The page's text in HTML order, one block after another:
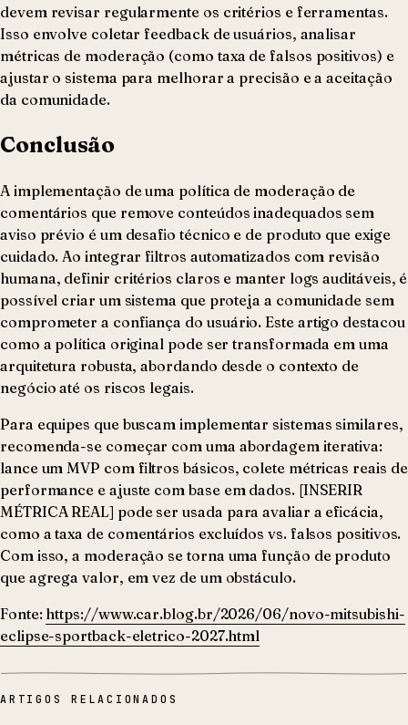
devem revisar regularmente os critérios e ferramentas.
Isso envolve coletar feedback de usuários, analisar
métricas de moderação (como taxa de falsos positivos) e
ajustar o sistema para melhorar a precisão e a aceitação
da comunidade.
Conclusão
A implementação de uma política de moderação de
comentários que remove conteúdos inadequados sem
aviso prévio é um desafio técnico e de produto que exige
cuidado. Ao integrar filtros automatizados com revisão
humana, definir critérios claros e manter logs auditáveis, é
possível criar um sistema que proteja a comunidade sem
comprometer a confiança do usuário. Este artigo destacou
como a política original pode ser transformada em uma
arquitetura robusta, abordando desde o contexto de
negócio até os riscos legais.
Para equipes que buscam implementar sistemas similares,
recomenda-se começar com uma abordagem iterativa:
lance um MVP com filtros básicos, colete métricas reais de
performance e ajuste com base em dados. [INSERIR
MÉTRICA REAL] pode ser usada para avaliar a eficácia,
como a taxa de comentários excluídos vs. falsos positivos.
Com isso, a moderação se torna uma função de produto
que agrega valor, em vez de um obstáculo.
Fonte: https://www.car.blog.br/2026/06/novo-mitsubishi-
eclipse-sportback-eletrico-2027.html
ARTIGOS RELACIONADOS